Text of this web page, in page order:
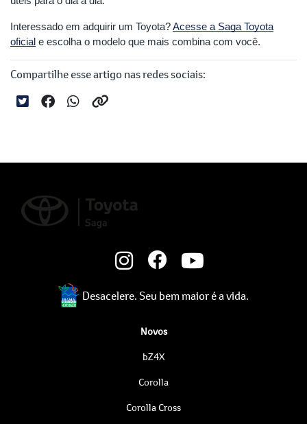
Interessado em adquirir um Toyota?Acesse a Saga Toyota
oficial e escolha o modelo que mais combina com você.
Compartilhe esse artigo nas redes sociais:
Desacelere. Seu bem maior é a vida.
Novos
bZ4X
Corolla
Corolla Cross